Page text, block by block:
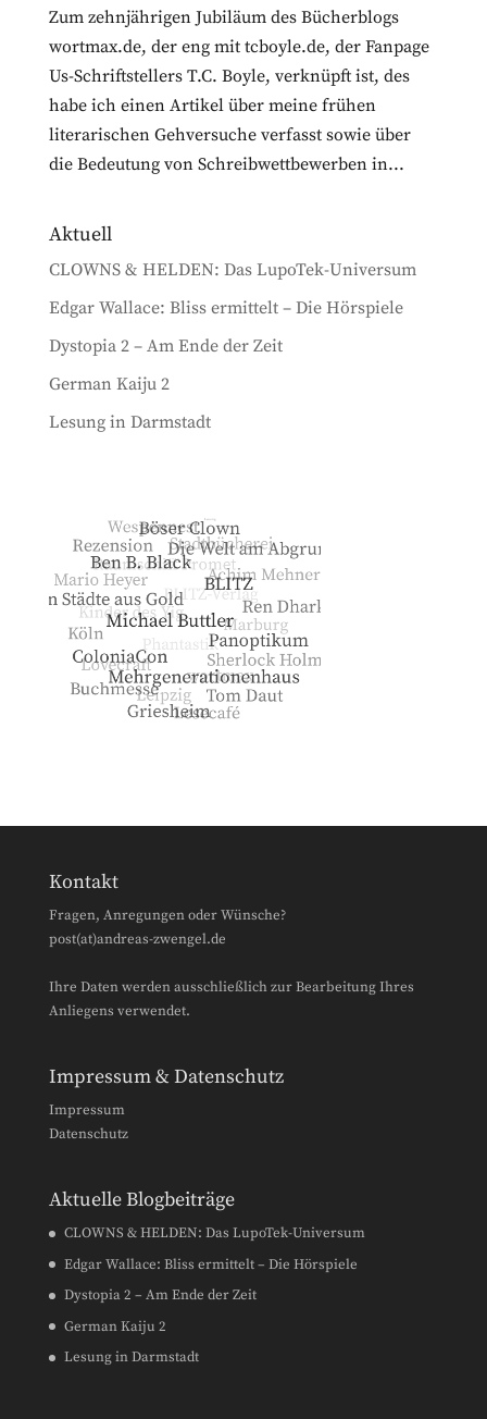
Zum zehnjährigen Jubiläum des Bücherblogs
wortmax.de, der eng mit tcboyle.de, der Fanpage
Us-Schriftstellers T.C. Boyle, verknüpft ist, des
habe ich einen Artikel über meine frühen
literarischen Gehversuche verfasst sowie über
die Bedeutung von Schreibwettbewerben in...
Aktuell
CLOWNS & HELDEN: Das LupoTek-Universum
Edgar Wallace: Bliss ermittelt – Die Hörspiele
Dystopia 2 – Am Ende der Zeit
German Kaiju 2
Lesung in Darmstadt
Kontakt
Fragen, Anregungen oder Wünsche?
post(at)andreas-zwengel.de
Ihre Daten werden ausschließlich zur Bearbeitung Ihres
Anliegens verwendet.
Impressum & Datenschutz
Impressum
Datenschutz
Aktuelle Blogbeiträge
CLOWNS & HELDEN: Das LupoTek-Universum
Edgar Wallace: Bliss ermittelt – Die Hörspiele
Dystopia 2 – Am Ende der Zeit
German Kaiju 2
Lesung in Darmstadt